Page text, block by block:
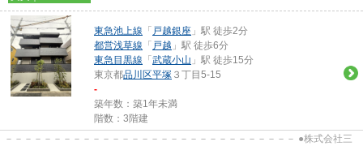
東急池上線 「 戸越銀座 」駅 徒歩2分
都営浅草線 「 戸越 」駅 徒歩6分
東急目黒線 「 武蔵小山 」駅 徒歩15分
東京都品川区平塚 ３丁目5-15
-
築年数：築1年未満
階数：3階建
－－－－－－－－－－－－－－－－－－－－－－－－－－－－－－ ●株式会社三